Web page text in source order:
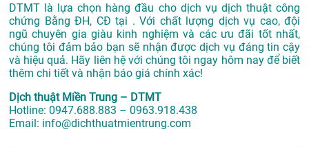
DTMT là lựa chọn hàng đầu cho dịch vụ dịch thuật công
chứng Bằng ĐH, CĐ tại . Với chất lượng dịch vụ cao, đội
ngũ chuyên gia giàu kinh nghiệm và các ưu đãi tốt nhất,
chúng tôi đảm bảo bạn sẽ nhận được dịch vụ đáng tin cậy
và hiệu quả. Hãy liên hệ với chúng tôi ngay hôm nay để biết
thêm chi tiết và nhận báo giá chính xác!
Dịch thuật Miền Trung – DTMT
Hotline: 0947.688.883 – 0963.918.438
Email: info@dichthuatmientrung.com